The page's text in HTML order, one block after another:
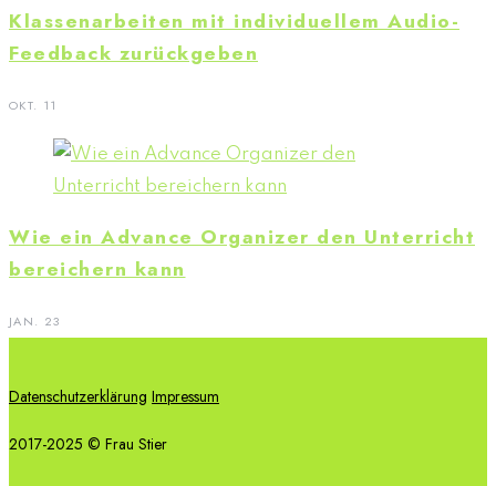
Klassenarbeiten mit individuellem Audio-
Feedback zurückgeben
OKT. 11
Wie ein Advance Organizer den Unterricht
bereichern kann
JAN. 23
Datenschutzerklärung Impressum
2017-2025 © Frau Stier